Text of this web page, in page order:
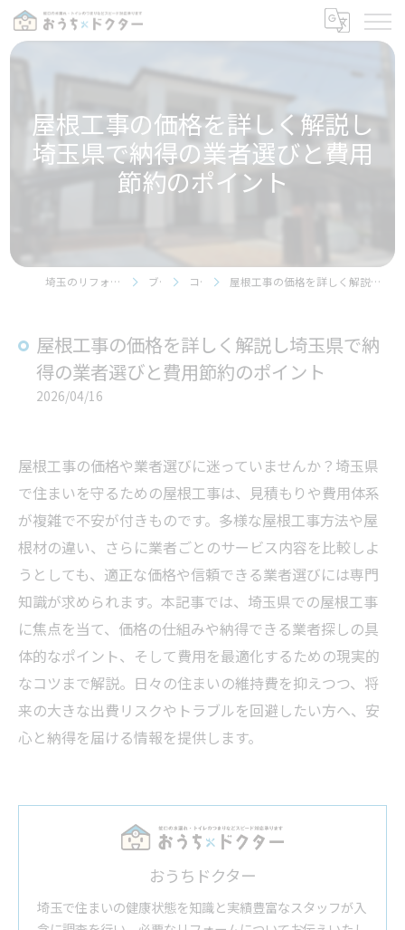
屋根工事の価格を詳しく解説し
埼玉県で納得の業者選びと費用
節約のポイント
埼玉のリフォームならおうちドクター ブログ コラム 屋根工事の価格を詳しく解説し埼玉県で納得の業者選びと費用節約のポイント
屋根工事の価格を詳しく解説し埼玉県で納
得の業者選びと費用節約のポイント
2026/04/16
屋根工事の価格や業者選びに迷っていませんか？埼玉県
で住まいを守るための屋根工事は、見積もりや費用体系
が複雑で不安が付きものです。多様な屋根工事方法や屋
根材の違い、さらに業者ごとのサービス内容を比較しよ
うとしても、適正な価格や信頼できる業者選びには専門
知識が求められます。本記事では、埼玉県での屋根工事
に焦点を当て、価格の仕組みや納得できる業者探しの具
体的なポイント、そして費用を最適化するための現実的
なコツまで解説。日々の住まいの維持費を抑えつつ、将
来の大きな出費リスクやトラブルを回避したい方へ、安
心と納得を届ける情報を提供します。
おうちドクター
埼玉で住まいの健康状態を知識と実績豊富なスタッフが入